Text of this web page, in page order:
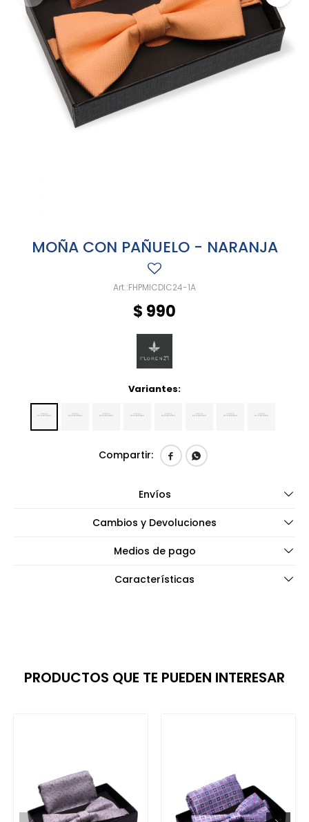
MOÑA CON PAÑUELO - NARANJA
FHPMICDIC24-1A
$ 990
Variantes:
 
Envíos
Cambios y Devoluciones
Medios de pago
Características
PRODUCTOS QUE TE PUEDEN INTERESAR